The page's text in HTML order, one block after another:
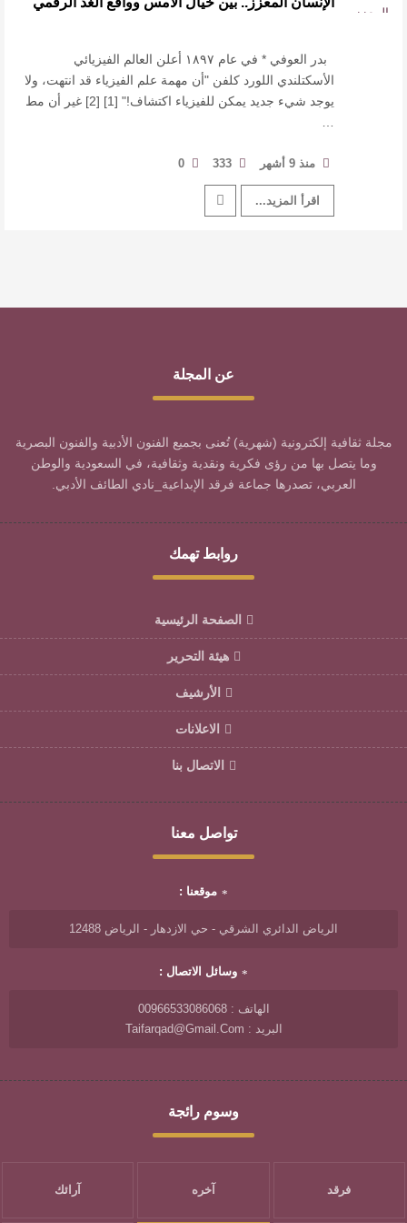
عتبات التأويل وقراءة التشكيل الصوفي والفلسفي
في “مملكة الله” للدكتور محمد بدوي
بدر العوفي * في عام ١٨٩٧ أعلن العالم الفيزيائي
الأسكتلندي اللورد كلفن "أن مهمة علم الفيزياء قد انتهت، ولا
يوجد شيء جديد يمكن للفيزياء اكتشاف!" [1] [2] غير أن مط
منذ 9 أشهر 333
0
اقرأ المزيد...
عن المجلة
مجلة ثقافية إلكترونية (شهرية) تُعنى بجميع الفنون الأدبية والفنون البصرية
وما يتصل بها من رؤى فكرية ونقدية وثقافية، في السعودية والوطن
العربي، تصدرها جماعة فرقد الإبداعية_نادي الطائف الأدبي.
روابط تهمك
الصفحة الرئيسية
هيئة التحرير
الأرشيف
الاعلانات
الاتصال بنا
تواصل معنا
موقعنا :
الرياض الدائري الشرقي - حي الازدهار - الرياض 12488
وسائل الاتصال :
الهاتف : 00966533086068
البريد : Taifarqad@gmail.com
وسوم رائجة
فرقد آخره آرائك